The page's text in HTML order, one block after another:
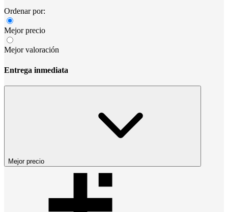
Ordenar por:
Mejor precio
Mejor valoración
Entrega inmediata
Mejor precio